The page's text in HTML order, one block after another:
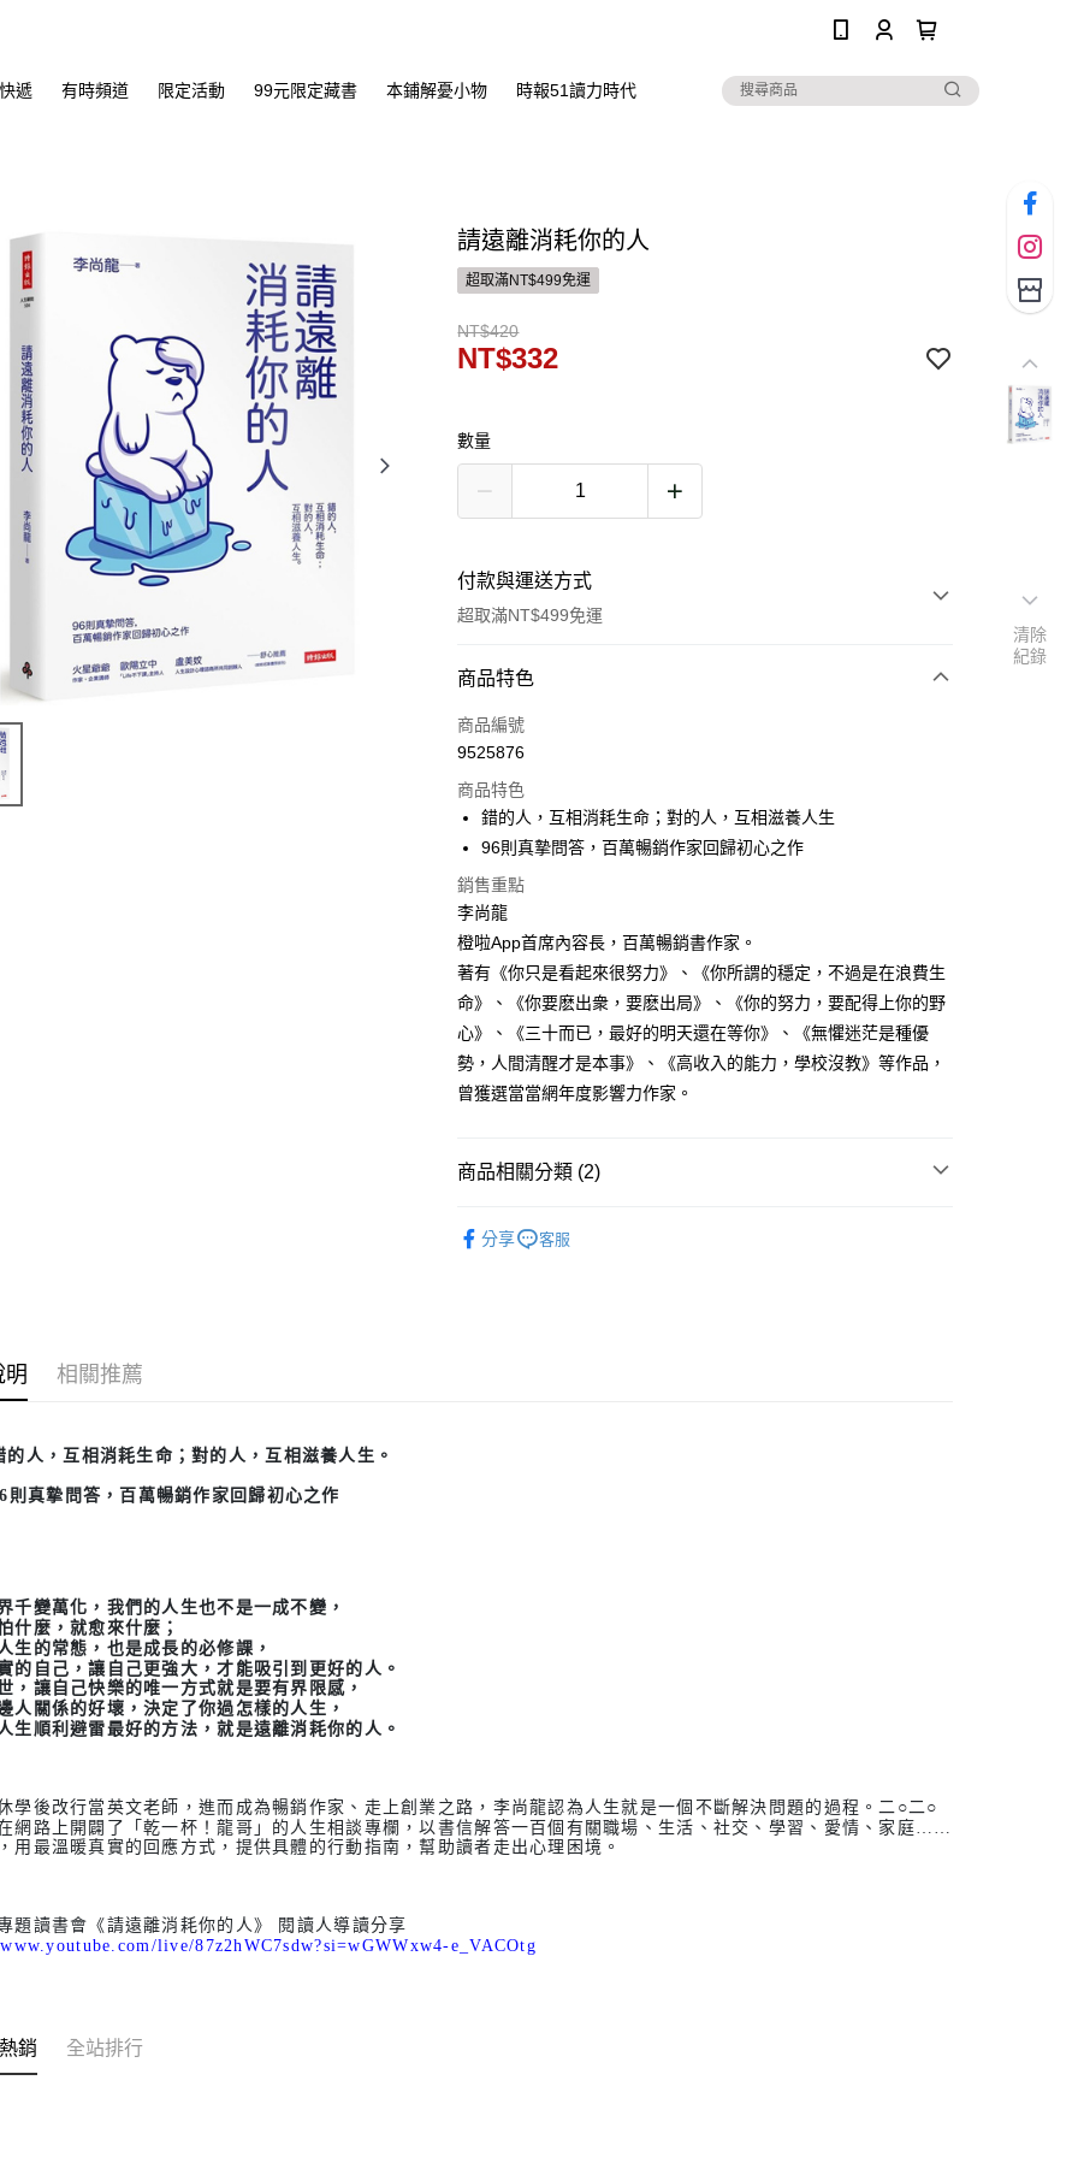
遞 有時頻道 限定活動 99元限定藏書 本鋪解憂小物 時報51讀力時代
請遠離消耗你的人
超取滿NT$499免運
NT$420
NT$332
數量
付款與運送方式
超取滿NT$499免運
付款方式
信用卡一次付款
運送方式
付款後全家取貨
每筆NT$60，滿NT$499(含以上)免運費
付款後7-11取貨
每筆NT$60，滿NT$499(含以上)免運費
宅配
每筆NT$100，滿NT$499(含以上)免運費
商品特色
商品編號
9525876
商品特色
錯的人，互相消耗生命；對的人，互相滋養人生
96則真摯問答，百萬暢銷作家回歸初心之作
銷售重點
李尚龍
橙啦App首席內容長，百萬暢銷書作家。
著有《你只是看起來很努力》、《你所謂的穩定，不過是在浪費生
命》、《你要麽出衆，要麽出局》、《你的努力，要配得上你的野
心》、《三十而已，最好的明天還在等你》、《無懼迷茫是種優
勢，人間清醒才是本事》、《高收入的能力，學校沒教》等作品，
曾獲選當當網年度影響力作家。
商品相關分類 (2)
分享 客服
明 相關推薦
的人，互相消耗生命；對的人，互相滋養人生。
則真摯問答，百萬暢銷作家回歸初心之作
千變萬化，我們的人生也不是一成不變 ，
什麼，就愈來什麼；
生的常態，也是成長的必修課 ，
的自己，讓自己更強大，才能吸引到更好的人。
，讓自己快樂的唯一方式就是要有界限感，
人關係的好壞，決定了你過怎樣的人生，
人生順利避雷最好的方法，就是遠離消耗你的人 。
學後改行當英文老師，進而成為暢銷作家、走上創業之路，李尚龍認為人生就是一個不斷解決問題的過程。二○二○
網路上開闢了「乾一杯！龍哥」的人生相談專欄，以書信解答一百個有關職場、生活、社交、學習、愛情、家庭……
用最溫暖真實的回應方式，提供具體的行動指南，幫助讀者走出心理困境。
題讀書會《請遠離消耗你的人》 閱讀人導讀分享
live/87z2hWC7sdw?si=wGWWxw4-e_VACOtg
銷 全站排行
清除
紀錄